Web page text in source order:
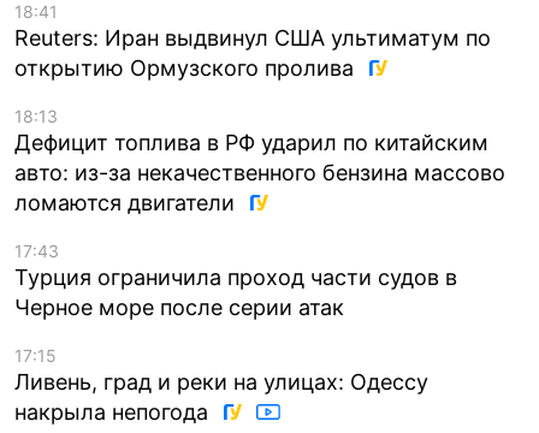
18:41
Reuters: Иран выдвинул США ультиматум по
открытию Ормузского пролива
18:13
Дефицит топлива в РФ ударил по китайским
авто: из-за некачественного бензина массово
ломаются двигатели
17:43
Турция ограничила проход части судов в
Черное море после серии атак
17:15
Ливень, град и реки на улицах: Одессу
накрыла непогода